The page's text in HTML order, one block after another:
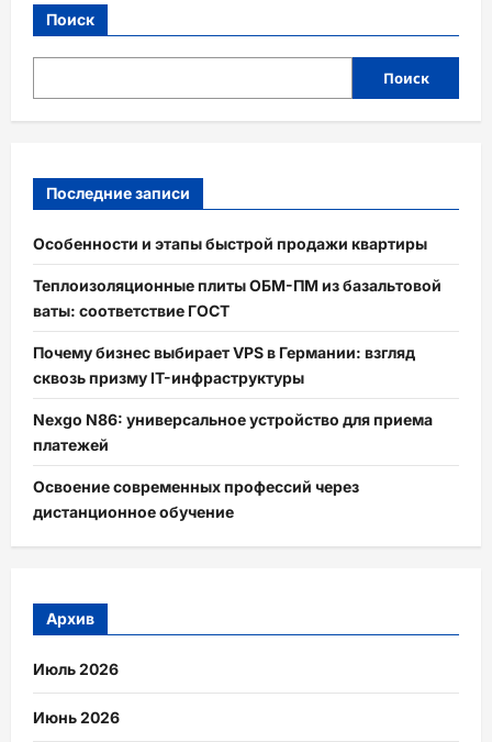
Поиск
Поиск
Последние записи
Особенности и этапы быстрой продажи квартиры
Теплоизоляционные плиты ОБМ-ПМ из базальтовой
ваты: соответствие ГОСТ
Почему бизнес выбирает VPS в Германии: взгляд
сквозь призму IT-инфраструктуры
Nexgo N86: универсальное устройство для приема
платежей
Освоение современных профессий через
дистанционное обучение
Архив
Июль 2026
Июнь 2026